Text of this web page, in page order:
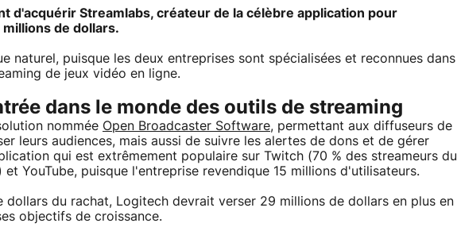
d'acquérir Streamlabs, créateur de la célèbre application pour
de dollars.
naturel, puisque les deux entreprises sont spécialisées et reconnues dans
de jeux vidéo en ligne.
dans le monde des outils de streaming
nommée Open Broadcaster Software, permettant aux diffuseurs de
leurs audiences, mais aussi de suivre les alertes de dons et de gérer
qui est extrêmement populaire sur Twitch (70 % des streameurs du
YouTube, puisque l'entreprise revendique 15 millions d'utilisateurs.
dollars du rachat, Logitech devrait verser 29 millions de dollars en plus en
objectifs de croissance.